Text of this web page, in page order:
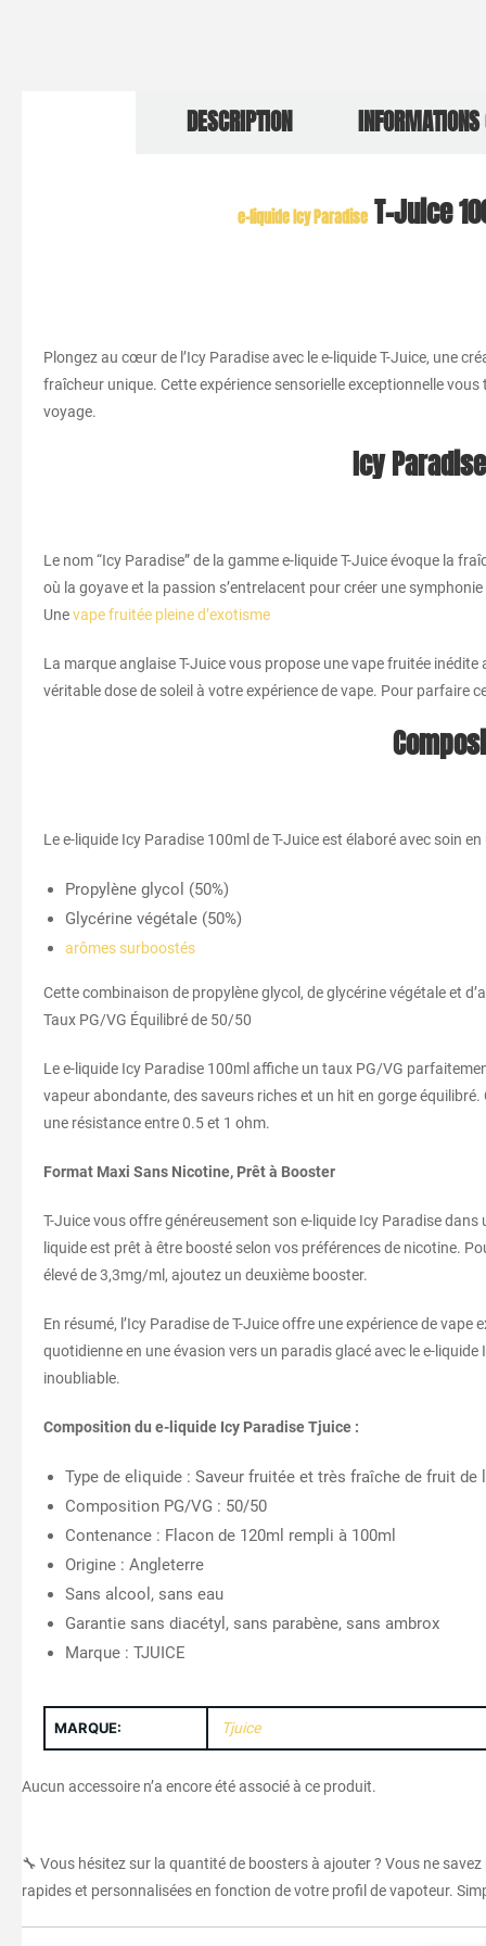
DESCRIPTION
e-liquide Icy ParadiseT-Juice
Plongez au cœur de l’Icy Paradise avec le e-liquide T-Juice, une
fraîcheur unique. Cette expérience sensorielle exceptionnelle
voyage.
Icy
Le nom “Icy Paradise” de la gamme e-liquide T-Juice évoque la
où la goyave et la passion s’entrelacent pour créer une
Unevape fruitée pleine d’exotisme
La marque anglaise T-Juice vous propose une vape fruitée
véritable dose de soleil à votre expérience de vape. Pour parfaire
Le e-liquide Icy Paradise 100ml de T-Juice est élaboré avec soin
Propylène glycol (50%)
Glycérine végétale (50%)
arômes surboostés
Cette combinaison de propylène glycol, de glycérine végétale et
Taux PG/VG Équilibré de 50/50
Le e-liquide Icy Paradise 100ml affiche un taux PG/VG
vapeur abondante, des saveurs riches et un hit en gorge
une résistance entre 0.5 et 1 ohm.
Format Maxi Sans Nicotine, Prêt à Booster
T-Juice vous offre généreusement son e-liquide Icy Paradise
liquide est prêt à être boosté selon vos préférences de nicotine.
élevé de 3,3mg/ml, ajoutez un deuxième booster.
En résumé, l’Icy Paradise de T-Juice offre une expérience de
quotidienne en une évasion vers un paradis glacé avec le e-
inoubliable.
Composition du e-liquide Icy Paradise Tjuice :
Type de eliquide : Saveur fruitée et très fraîche de fruit de
Composition PG/VG : 50/50
Contenance : Flacon de 120ml rempli à 100ml
Origine : Angleterre
Sans alcool, sans eau
Garantie sans diacétyl, sans parabène, sans ambrox
Marque : TJUICE
MARQUE: Tjuice
Aucun accessoire n’a encore été associé à ce produit.
🔧 Vous hésitez sur la quantité de boosters à ajouter ? Vous ne
rapides et personnalisées en fonction de votre profil de vapoteur.